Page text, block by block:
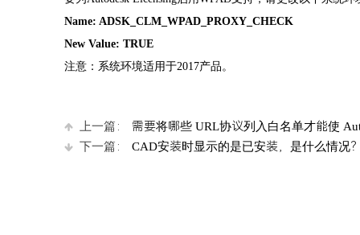
Name: ADSK_CLM_WPAD_PROXY_CHECK
New Value: TRUE
注意：系统环境适用于2017产品。
上一篇：
需要将哪些 URL协议列入白名单才能使
下一篇：
CAD安装时显示的是已安装，是什么情况